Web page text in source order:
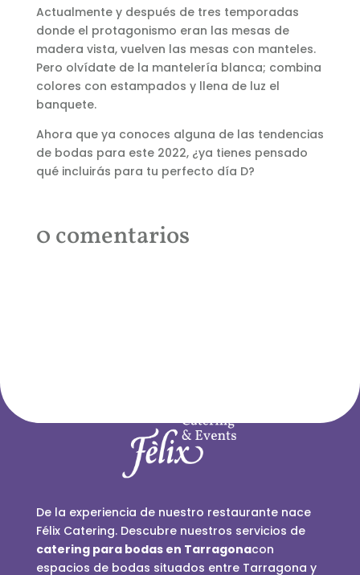
Actualmente y después de tres temporadas
donde el protagonismo eran las mesas de
madera vista, vuelven las mesas con manteles.
Pero olvídate de la mantelería blanca; combina
colores con estampados y llena de luz el
banquete.
Ahora que ya conoces alguna de las tendencias
de bodas para este 2022, ¿ya tienes pensado
qué incluirás para tu perfecto día D?
0 comentarios
De la experiencia de nuestro restaurante nace
Félix Catering. Descubre nuestros servicios de
catering para bodas en Tarragonacon
espacios de bodas situados entre Tarragona y